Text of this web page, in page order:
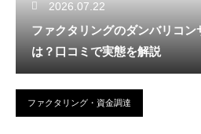
2026.07.22
ファクタリングのダンバリコン
は？口コミで実態を解説
ファクタリング・資金調達